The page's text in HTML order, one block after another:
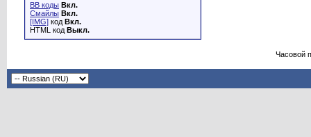
BB коды Вкл.
Смайлы Вкл.
[IMG] код Вкл.
HTML код Выкл.
Часовой